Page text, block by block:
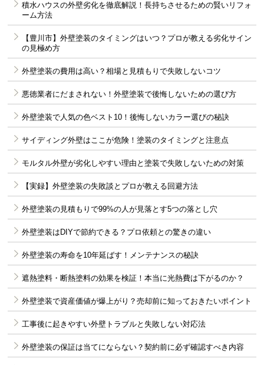
積水ハウスの外壁劣化を徹底解説！長持ちさせるための賢いリフォ
ーム方法
【豊川市】外壁塗装のタイミングはいつ？プロが教える劣化サイン
の見極め方
外壁塗装の費用は高い？相場と見積もりで失敗しないコツ
悪徳業者にだまされない！外壁塗装で後悔しないための選び方
外壁塗装で人気の色ベスト10！後悔しないカラー選びの秘訣
サイディング外壁はここが危険！塗装のタイミングと注意点
モルタル外壁が劣化しやすい理由と塗装で失敗しないための対策
【実録】外壁塗装の失敗談とプロが教える回避方法
外壁塗装の見積もりで99%の人が見落とす5つの落とし穴
外壁塗装はDIYで節約できる？プロ依頼との驚きの違い
外壁塗装の寿命を10年延ばす！メンテナンスの秘訣
遮熱塗料・断熱塗料の効果を検証！本当に光熱費は下がるのか？
外壁塗装で資産価値が爆上がり？売却前に知っておきたいポイント
工事後に起きやすい外壁トラブルと失敗しない対応法
外壁塗装の保証は当てにならない？契約前に必ず確認すべき内容